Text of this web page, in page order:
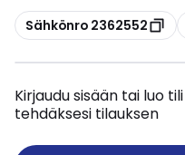
Kopioi
Sähkönro 2362552
Kirjaudu sisään tai luo
tehdäksesi tilauksen